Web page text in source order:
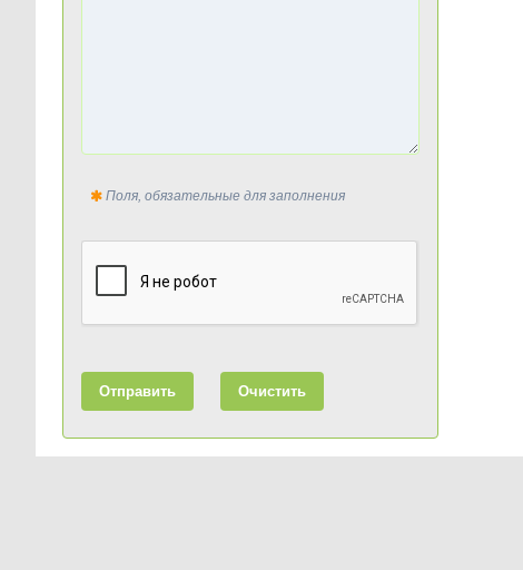
Поля, обязательные для заполнения
Отправить Очистить